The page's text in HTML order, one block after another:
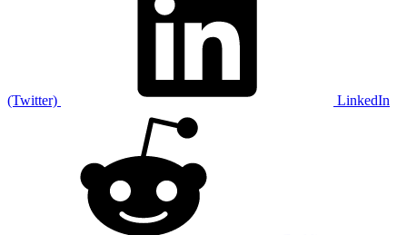
(Twitter) LinkedIn